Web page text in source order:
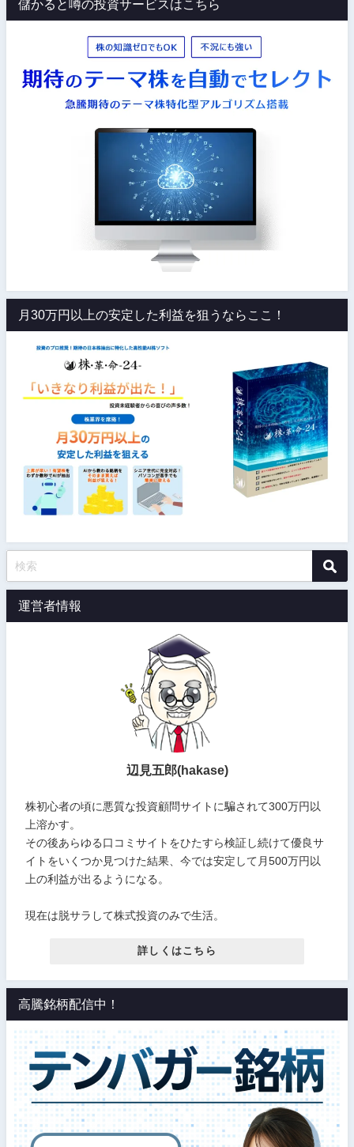
儲かると噂の投資サービスはこちら
月30万円以上の安定した利益を狙うならここ！
運営者情報
辺見五郎(hakase)
株初心者の頃に悪質な投資顧問サイトに騙されて300万円以
上溶かす。
その後あらゆる口コミサイトをひたすら検証し続けて優良サ
イトをいくつか見つけた結果、今では安定して月500万円以
上の利益が出るようになる。
現在は脱サラして株式投資のみで生活。
詳しくはこちら
高騰銘柄配信中！